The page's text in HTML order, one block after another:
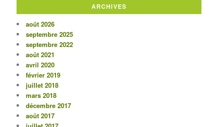
ARCHIVES
août 2026
septembre 2025
septembre 2022
août 2021
avril 2020
février 2019
juillet 2018
mars 2018
décembre 2017
août 2017